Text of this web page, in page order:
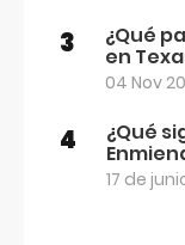
3 ¿Qué
en
04 Nov
4 ¿Qué
17 de